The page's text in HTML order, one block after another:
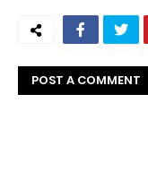
POST A COMMENT